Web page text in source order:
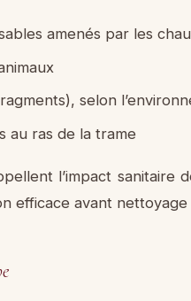
amenés par les
selon
au ras de la trame
l’impact sanitaire
efficace avant